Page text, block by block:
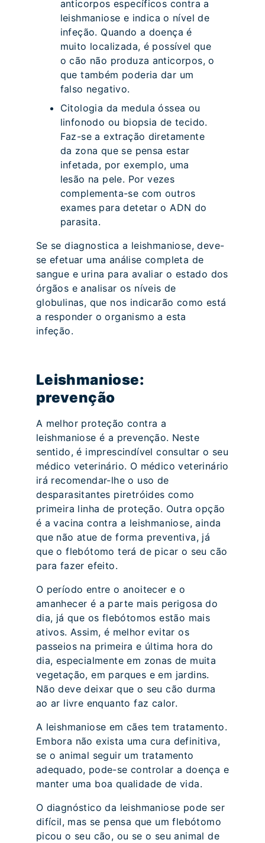
anticorpos específicos contra a
leishmaniose e indica o nível de
infeção. Quando a doença é
muito localizada, é possível que
o cão não produza anticorpos, o
que também poderia dar um
falso negativo.
Citologia da medula óssea ou
linfonodo ou biopsia de tecido.
Faz-se a extração diretamente
da zona que se pensa estar
infetada, por exemplo, uma
lesão na pele. Por vezes
complementa-se com outros
exames para detetar o ADN do
parasita.
Se se diagnostica a leishmaniose, deve-
se efetuar uma análise completa de
sangue e urina para avaliar o estado dos
órgãos e analisar os níveis de
globulinas, que nos indicarão como está
a responder o organismo a esta
infeção.
Leishmaniose:
prevenção
A melhor proteção contra a
leishmaniose é a prevenção. Neste
sentido, é imprescindível consultar o seu
médico veterinário. O médico veterinário
irá recomendar-lhe o uso de
desparasitantes piretróides como
primeira linha de proteção. Outra opção
é a vacina contra a leishmaniose, ainda
que não atue de forma preventiva, já
que o flebótomo terá de picar o seu cão
para fazer efeito.
O período entre o anoitecer e o
amanhecer é a parte mais perigosa do
dia, já que os flebótomos estão mais
ativos. Assim, é melhor evitar os
passeios na primeira e última hora do
dia, especialmente em zonas de muita
vegetação, em parques e em jardins.
Não deve deixar que o seu cão durma
ao ar livre enquanto faz calor.
A leishmaniose em cães tem tratamento.
Embora não exista uma cura definitiva,
se o animal seguir um tratamento
adequado, pode-se controlar a doença e
manter uma boa qualidade de vida.
O diagnóstico da leishmaniose pode ser
difícil, mas se pensa que um flebótomo
picou o seu cão, ou se o seu animal de